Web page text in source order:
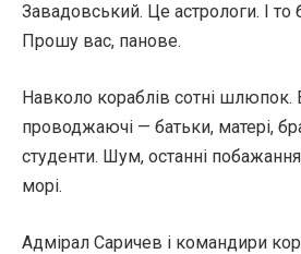
Завадовський. Це астрологи. І то
Прошу вас, панове.
Навколо кораблів сотні
проводжаючі — батьки, матері,
студенти. Шум, останні
морі.
Адмірал Саричев і командири